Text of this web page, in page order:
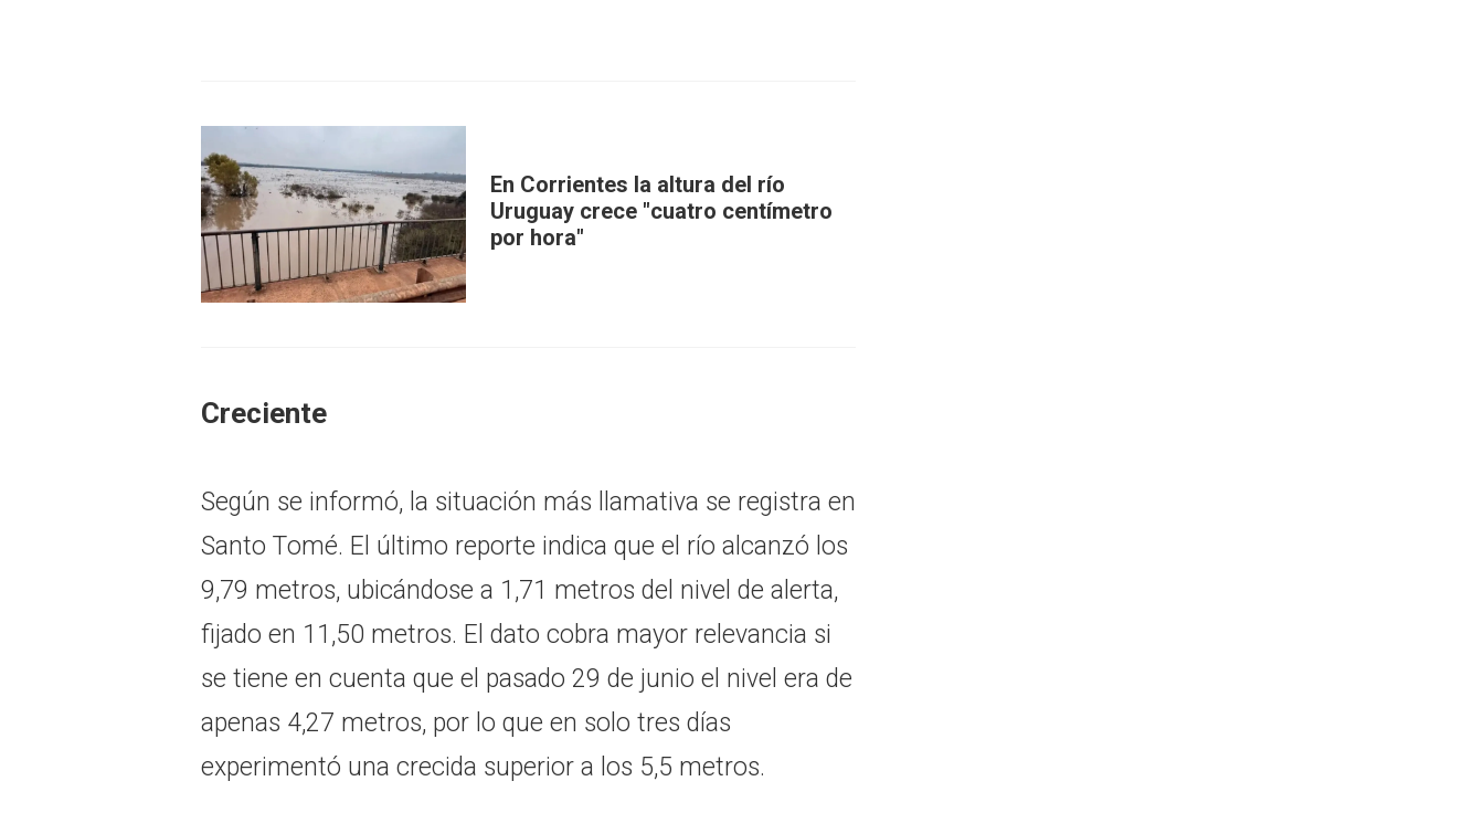
En Corrientes la altura del río
Uruguay crece "cuatro centímetro
por hora"
Creciente
Según se informó, la situación más llamativa se registra en
Santo Tomé. El último reporte indica que el río alcanzó los
9,79 metros, ubicándose a 1,71 metros del nivel de alerta,
fijado en 11,50 metros. El dato cobra mayor relevancia si
se tiene en cuenta que el pasado 29 de junio el nivel era de
apenas 4,27 metros, por lo que en solo tres días
experimentó una crecida superior a los 5,5 metros.